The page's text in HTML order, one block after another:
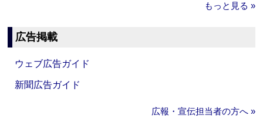
もっと見る »
広告掲載
ウェブ広告ガイド
新聞広告ガイド
広報・宣伝担当者の方へ »